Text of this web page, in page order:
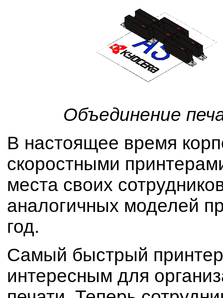
Объединение
В настоящее время
скоростными
места своих
аналогичных моделей
год.
Самый быстрый
интересным для